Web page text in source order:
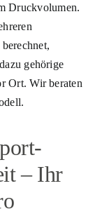
Druckvolumen.
gehörige
Ort. Wir beraten
– Ihr